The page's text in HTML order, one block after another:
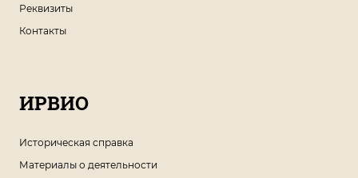
Реквизиты
Контакты
ИРВИО
Историческая справка
Материалы о деятельности